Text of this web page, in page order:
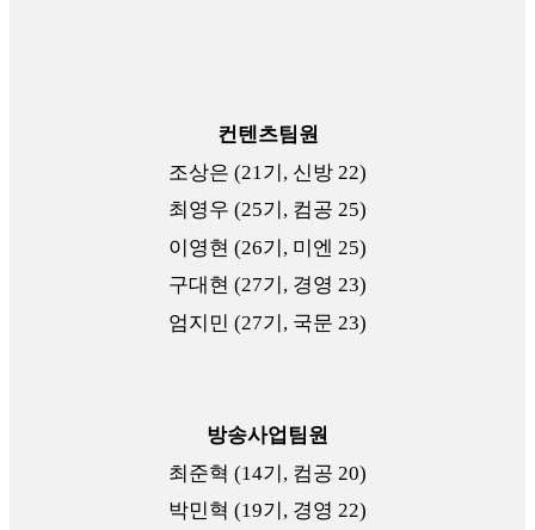
컨텐츠팀원
조상은 (21기, 신방 22)
최영우 (25기, 컴공 25)
이영현 (26기, 미엔 25)
구대현 (27기, 경영 23)
엄지민 (27기, 국문 23)
방송사업팀원
최준혁 (14기, 컴공 20)
박민혁 (19기, 경영 22)